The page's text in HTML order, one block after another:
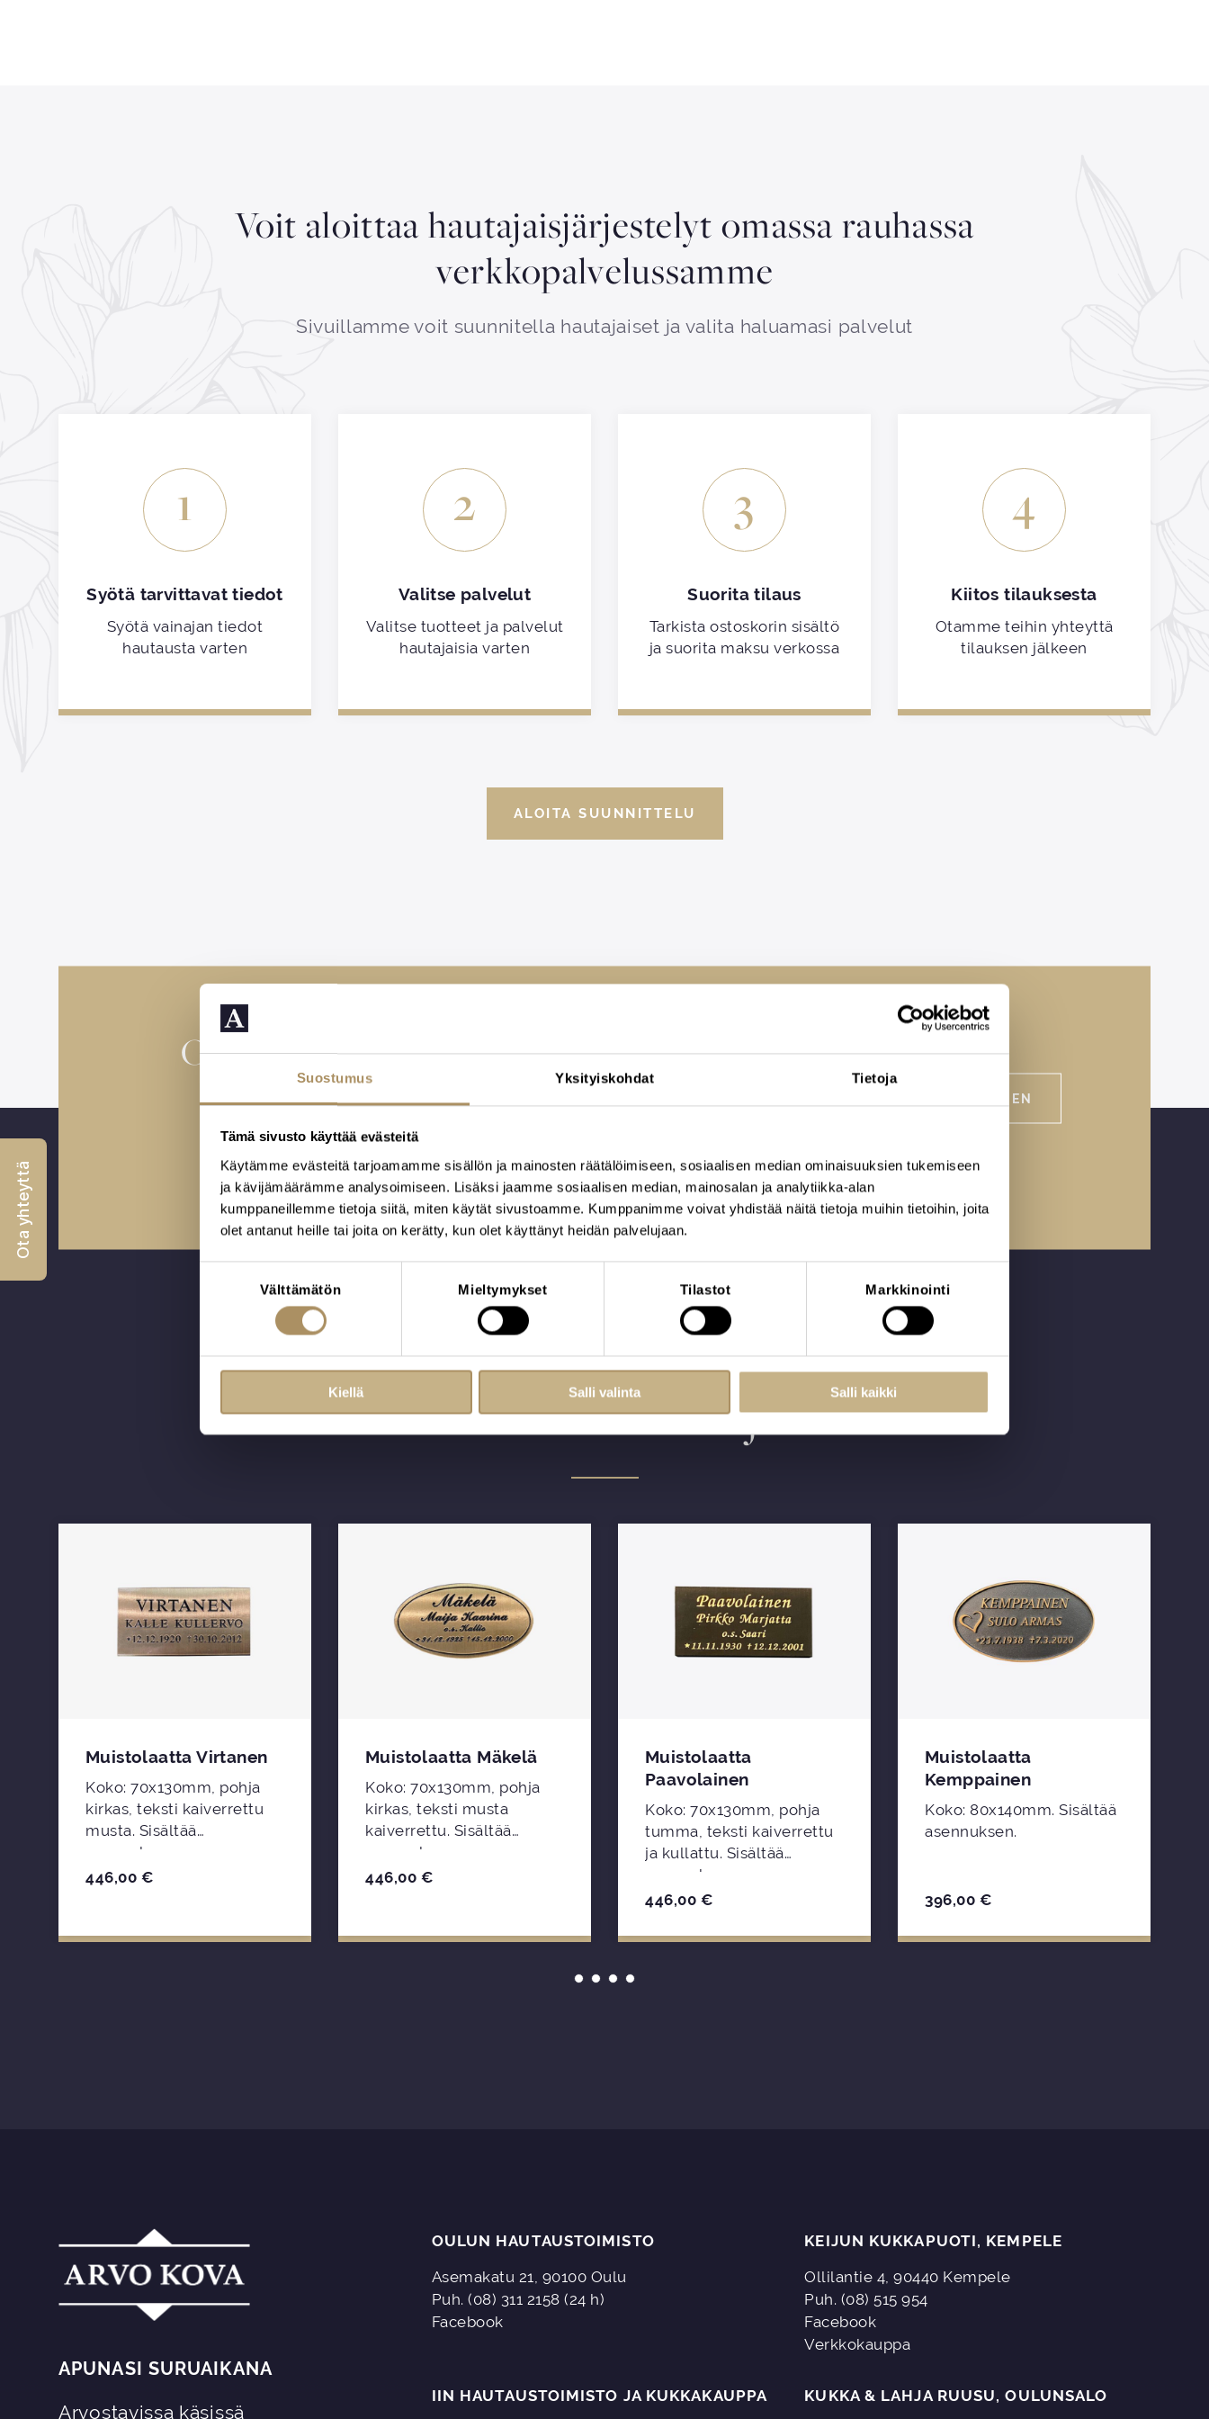
Suostumus Yksityiskohdat Tietoja
Tämä sivusto käyttää evästeitä
Käytämme evästeitä tarjoamamme sisällön ja mainosten räätälöimiseen, sosiaalisen median ominaisuuksien tukemiseen
ja kävijämäärämme analysoimiseen. Lisäksi jaamme sosiaalisen median, mainosalan ja analytiikka-alan
kumppaneillemme tietoja siitä, miten käytät sivustoamme. Kumppanimme voivat yhdistää näitä tietoja muihin tietoihin, joita
olet antanut heille tai joita on kerätty, kun olet käyttänyt heidän palvelujaan.
Välttämätön Mieltymykset Tilastot Markkinointi
Kiellä Salli valinta Salli kaikki
Voit aloittaa hautajaisjärjestelyt omassa rauhassa
verkkopalvelussamme
Sivuillamme voit suunnitella hautajaiset ja valita haluamasi palvelut
1
Syötä tarvittavat tiedot
Syötä vainajan tiedot
hautausta varten
2
Valitse palvelut
Valitse tuotteet ja palvelut
hautajaisia varten
3
Suorita tilaus
Tarkista ostoskorin sisältö
ja suorita maksu verkossa
4
Kiitos tilauksesta
Otamme teihin yhteyttä
tilauksen jälkeen
ALOITA SUUNNITTELU
Osaava henkilökuntamme apunasi
hautajaisjärjestelyissä
VARAA AIKA TAPAAMISEEN
Lisää vaihtoehtoja
Muistolaatta Virtanen
Koko: 70x130mm, pohja
kirkas, teksti kaiverrettu
musta. Sisältää
asennuksen.
446,00€
Muistolaatta Mäkelä
Koko: 70x130mm, pohja
kirkas, teksti musta
kaiverrettu. Sisältää
asennuksen.
446,00€
Muistolaatta
Paavolainen
Koko: 70x130mm, pohja
tumma, teksti kaiverrettu
ja kullattu. Sisältää
asennuksen.
446,00€
Muistolaatta
Kemppainen
Koko: 80x140mm. Sisältää
asennuksen.
396,00€
APUNASI SURUAIKANA
Arvostavissa käsissä
OULUN HAUTAUSTOIMISTO
Asemakatu 21, 90100 Oulu
Puh. (08) 311 2158 (24 h)
Facebook
KEIJUN KUKKAPUOTI, KEMPELE
Ollilantie 4, 90440 Kempele
Puh. (08) 515 954
Facebook
Verkkokauppa
IIN HAUTAUSTOIMISTO JA KUKKAKAUPPA KUKKA & LAHJA RUUSU, OULUNSALO
Ota yhteyttä